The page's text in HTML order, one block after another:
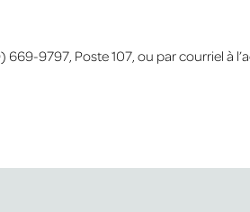
9797, Poste 107, ou par courriel à